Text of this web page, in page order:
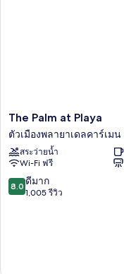
The
Palm
at
Playa
ตัว
เมือง
พลาย
The Palm at Playa
ตัวเมืองพลายาเดลคาร์เมน
สระว่ายน้ำ
Wi-Fi ฟรี
8.0
จาก
8.0 ดีมาก
1,005 รีวิว